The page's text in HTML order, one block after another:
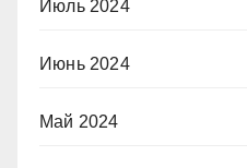
Июль 2024
Июнь 2024
Май 2024